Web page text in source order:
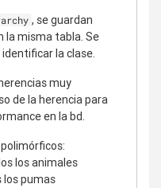
, se guardan
la misma tabla. Se
la clase.
muy
de la herencia para
en la bd.
los animales
los pumas